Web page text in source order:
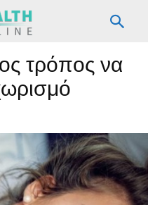
τρόπος να